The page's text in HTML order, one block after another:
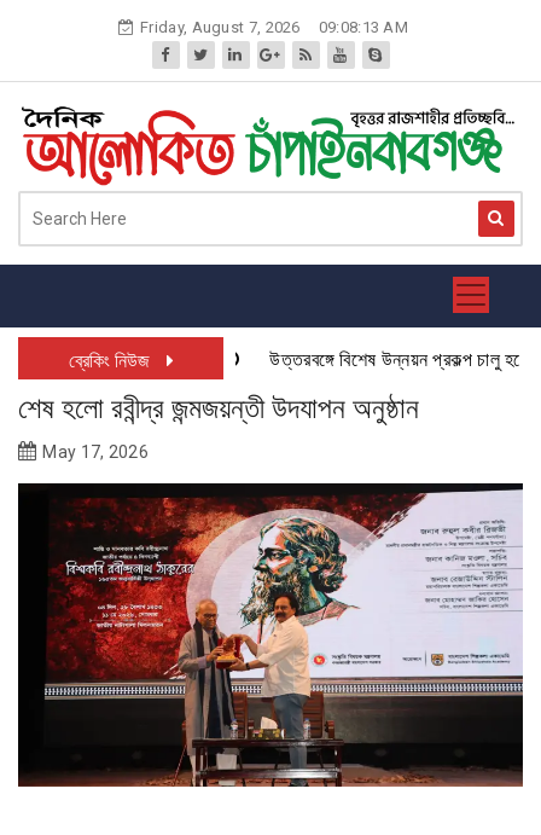
Friday, August 7, 2026 09:08:14 AM
ব্রেকিং নিউজ উত্তরবঙ্গে বিশেষ উন্নয়ন প্রকল্প চালু হতে
শেষ হলো রবীন্দ্র জন্মজয়ন্তী উদযাপন অনুষ্ঠান
May 17, 2026